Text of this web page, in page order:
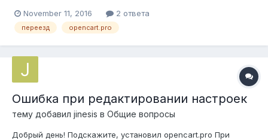
окна(https://s.mail.ru/AGsN/aH9imhqnY,
https://s.mail.ru/C3wG/ZXCxKmeGm), часть данных в админке
пустая и периодически опять открываются окна, но...
November 11, 2016 2 ответа
переезд opencart.pro
Ошибка при редактировании настроек
тему добавил jinesis в Общие вопросы
Добрый день! Подскажите, установил opencart.pro При